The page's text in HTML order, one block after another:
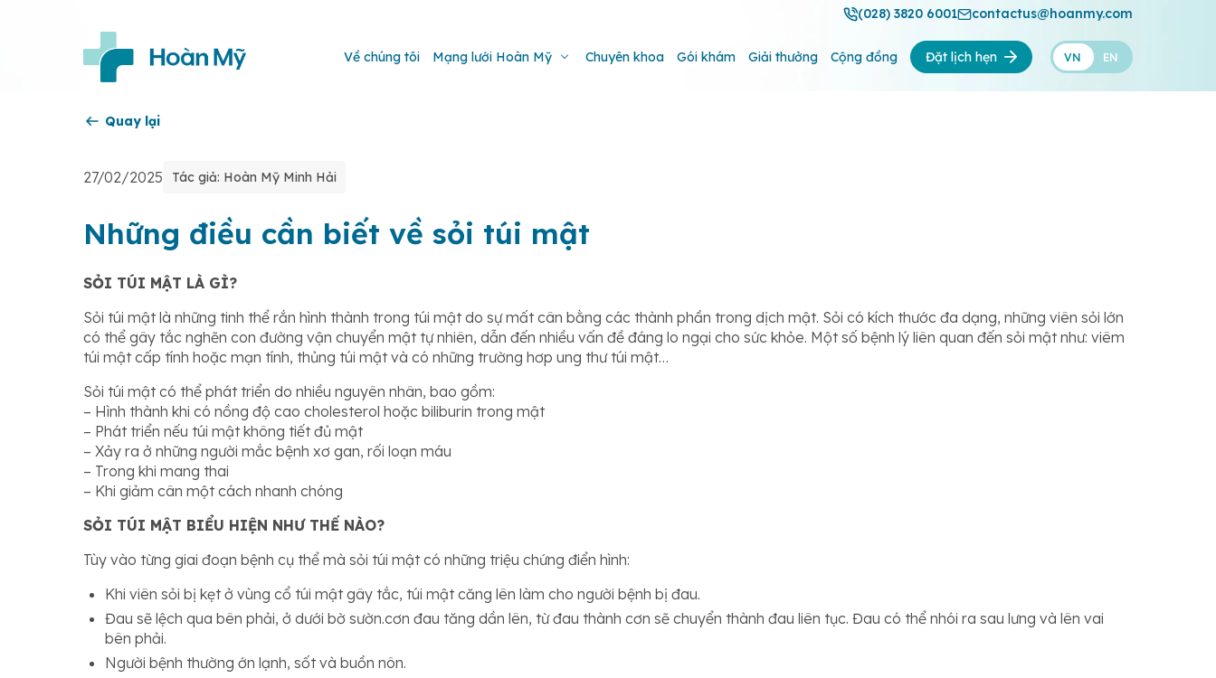
(028) 3820 6001 contactus@hoanmy.com
Về chúng tôi Mạng lưới Hoàn Mỹ Chuyên khoa Gói khám Giải thưởng Cộng đồng Đặt lịch hẹn VN EN
Quay lại
27/02/2025 Tác giả: Hoàn Mỹ Minh Hải
Những điều cần biết về sỏi túi mật
SỎI TÚI MẬT LÀ GÌ?
Sỏi túi mật là những tinh thể rắn hình thành trong túi mật do sự mất cân bằng các thành phần trong dịch mật. Sỏi có kích thước đa dạng, những viên sỏi lớn
có thể gây tắc nghẽn con đường vận chuyển mật tự nhiên, dẫn đến nhiều vấn đề đáng lo ngại cho sức khỏe. Một số bệnh lý liên quan đến sỏi mật như: viêm
túi mật cấp tính hoặc mạn tính, thủng túi mật và có những trường hơp ung thư túi mật…
Sỏi túi mật có thể phát triển do nhiều nguyên nhân, bao gồm:
– Hình thành khi có nồng độ cao cholesterol hoặc biliburin trong mật
– Phát triển nếu túi mật không tiết đủ mật
– Xảy ra ở những người mắc bệnh xơ gan, rối loạn máu
– Trong khi mang thai
– Khi giảm cân một cách nhanh chóng
SỎI TÚI MẬT BIỂU HIỆN NHƯ THẾ NÀO?
Tùy vào từng giai đoạn bệnh cụ thể mà sỏi túi mật có những triệu chứng điển hình:
Khi viên sỏi bị kẹt ở vùng cổ túi mật gây tắc, túi mật căng lên làm cho người bệnh bị đau.
Đau sẽ lệch qua bên phải, ở dưới bờ sườn.cơn đau tăng dần lên, từ đau thành cơn sẽ chuyển thành đau liên tục. Đau có thể nhói ra sau lưng và lên vai
bên phải.
Người bệnh thường ớn lạnh, sốt và buồn nôn.